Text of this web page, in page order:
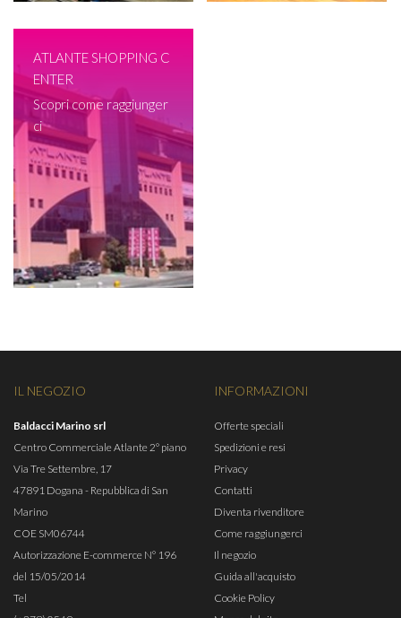
ATLANTE SHOPPING C
ENTER
Scopri come raggiunger
ci
IL NEGOZIO
Baldacci Marino srl
Centro Commerciale Atlante 2° piano
Via Tre Settembre, 17
47891 Dogana - Repubblica di San
Marino
COE SM06744
Autorizzazione E-commerce N° 196
del 15/05/2014
Tel
INFORMAZIONI
Offerte speciali
Spedizioni e resi
Privacy
Contatti
Diventa rivenditore
Come raggiungerci
Il negozio
Guida all'acquisto
Cookie Policy